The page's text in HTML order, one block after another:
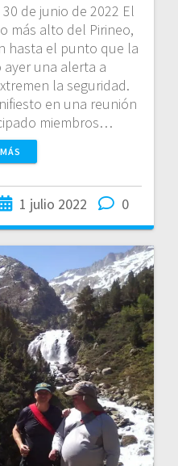
de junio de 2022 El
más alto del Pirineo,
hasta el punto que la
ayer una alerta a
la seguridad.
en una reunión
miembros…
1 julio 2022 0